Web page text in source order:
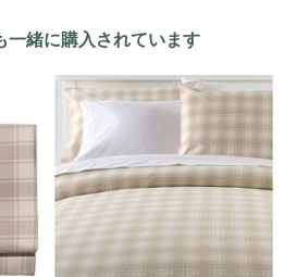
一緒に購入されています